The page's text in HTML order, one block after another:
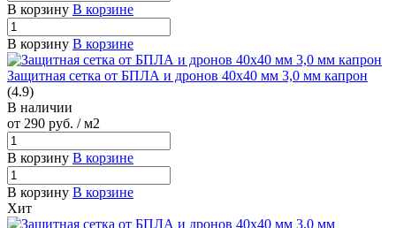
В корзину В корзине
В корзину В корзине
Защитная сетка от БПЛА и дронов 40х40 мм 3,0 мм капрон
(4.9)
В наличии
от 290 руб. / м2
В корзину В корзине
В корзину В корзине
Хит